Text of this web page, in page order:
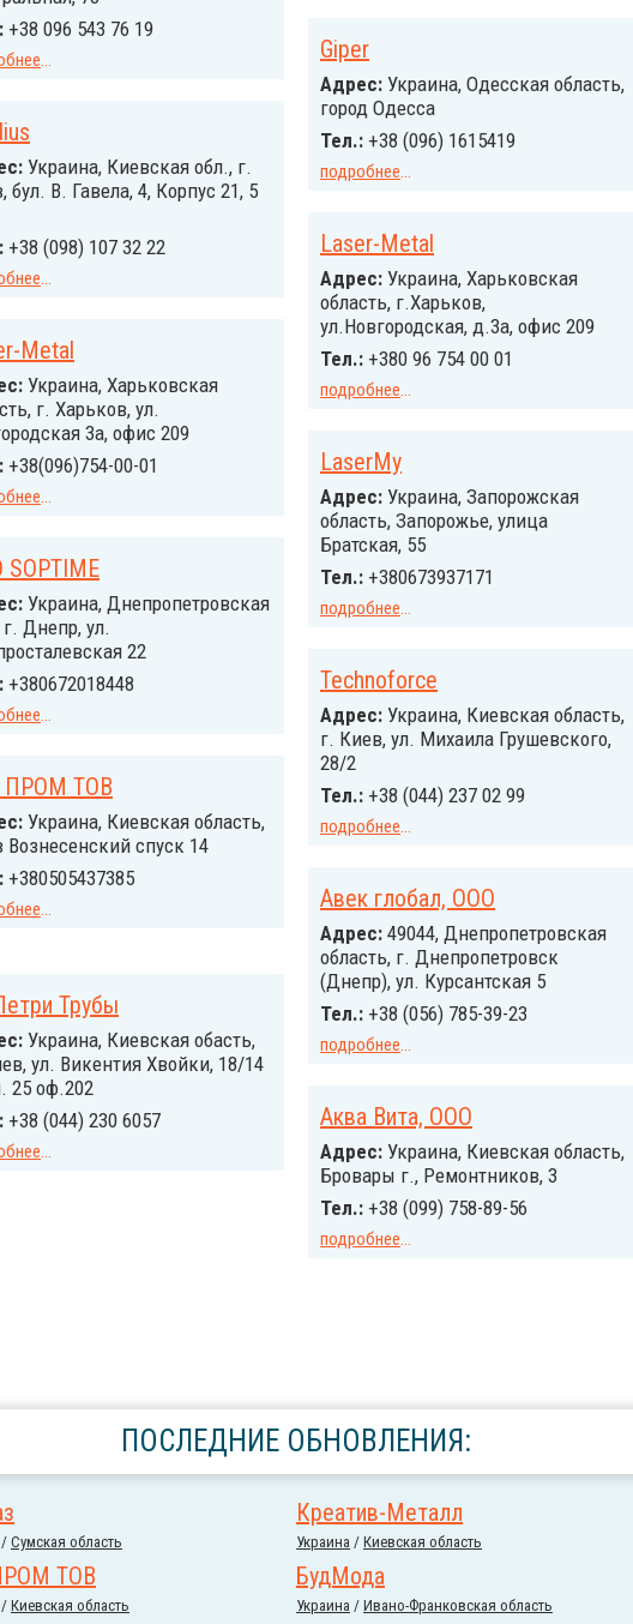
+38 096 543 76 19
... Giper
Адрес: Украина, Одесская область,
город Одесса
Тел.: +38 (096) 1615419
подробнее...
Украина, Киевская обл., г.
бул. В. Гавела, 4, Корпус 21, 5
+38 (098) 107 32 22
...
Laser-Metal
Адрес: Украина, Харьковская
область, г.Харьков,
ул.Новгородская, д.3а, офис 209
Тел.: +380 96 754 00 01
подробнее...
Metal
Украина, Харьковская
г. Харьков, ул.
3а, офис 209
+38(096)754-00-01
...
LaserMy
Адрес: Украина, Запорожская
область, Запорожье, улица
Братская, 55
Тел.: +380673937171
подробнее...
SOPTIME
Украина, Днепропетровская
Днепр, ул.
22
+380672018448
...
Technoforce
Адрес: Украина, Киевская область,
г. Киев, ул. Михаила Грушевского,
28/2
Тел.: +38 (044) 237 02 99
подробнее...
ПРОМ ТОВ
Украина, Киевская область,
Вознесенский спуск 14
+380505437385
... Авек глобал, ООО
Адрес: 49044, Днепропетровская
область, г. Днепропетровск
(Днепр), ул. Курсантская 5
Тел.: +38 (056) 785-39-23
подробнее...
Трубы
Украина, Киевская обасть,
ул. Викентия Хвойки, 18/14
25 оф.202
+38 (044) 230 6057
...
Аква Вита, ООО
Адрес: Украина, Киевская область,
Бровары г., Ремонтников, 3
Тел.: +38 (099) 758-89-56
подробнее...
ПОСЛЕДНИЕ ОБНОВЛЕНИЯ:
/ Сумская область
Креатив-Металл
Украина / Киевская область
ТОВ
/ Киевская область
БудМода
Украина / Ивано-Франковская область